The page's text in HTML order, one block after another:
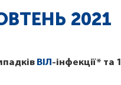
2021
ВІЛ-інфекції* та 1